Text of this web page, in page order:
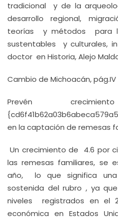
tradicional y de la
desarrollo regional,
teorías y métodos para
sustentables y culturales,
doctor en Historia, Alejo
Cambio de Michoacán,
Prevén
en la captación de remesas
Un crecimiento de 4.6 por
las remesas familiares, se
año, lo que significa
sostenida del rubro , ya
niveles registrados en el
económica en Estados